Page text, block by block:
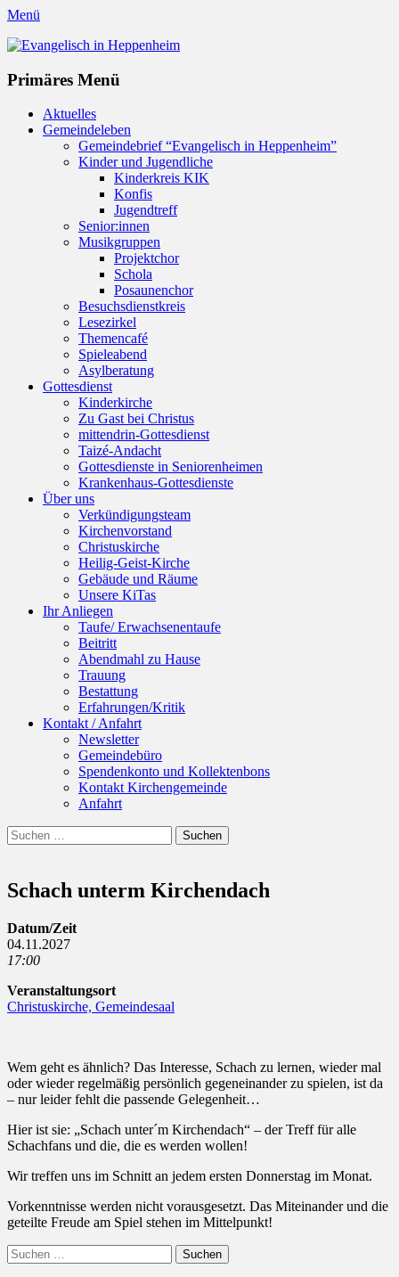
Menü
Evangelisch in Heppenheim
Primäres Menü
Zum
Inhalt
Aktuelles
Gemeindeleben
Gemeindebrief “Evangelisch in Heppenheim”
Kinder und Jugendliche
Kinderkreis KIK
Konfis
Jugendtreff
Senior:innen
Musikgruppen
Projektchor
Schola
Posaunenchor
Besuchsdienstkreis
Lesezirkel
Themencafé
Spieleabend
Asylberatung
Gottesdienst
Kinderkirche
Zu Gast bei Christus
mittendrin-Gottesdienst
Taizé-Andacht
Gottesdienste in Seniorenheimen
Krankenhaus-Gottesdienste
Über uns
Verkündigungsteam
Kirchenvorstand
Christuskirche
Heilig-Geist-Kirche
Gebäude und Räume
Unsere KiTas
Ihr Anliegen
Taufe/ Erwachsenentaufe
Beitritt
Abendmahl zu Hause
Trauung
Bestattung
Erfahrungen/Kritik
Kontakt / Anfahrt
Newsletter
Gemeindebüro
Spendenkonto und Kollektenbons
Kontakt Kirchengemeinde
Anfahrt
Suchen
Suchen
nach:
Schach unterm Kirchendach
Datum/Zeit
04.11.2027
17:00
Veranstaltungsort
Christuskirche, Gemeindesaal
Wem geht es ähnlich? Das Interesse, Schach zu lernen, wieder mal
oder wieder regelmäßig persönlich gegeneinander zu spielen, ist da
– nur leider fehlt die passende Gelegenheit…
Hier ist sie: „Schach unter´m Kirchendach“ – der Treff für alle
Schachfans und die, die es werden wollen!
Wir treffen uns im Schnitt an jedem ersten Donnerstag im Monat.
Vorkenntnisse werden nicht vorausgesetzt. Das Miteinander und die
geteilte Freude am Spiel stehen im Mittelpunkt!
Suchen
nach: